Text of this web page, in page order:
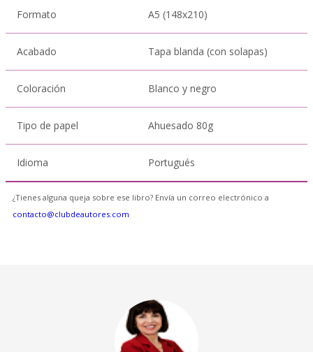
Formato A5 (148x210)
Acabado Tapa blanda (con solapas)
Coloración Blanco y negro
Tipo de papel Ahuesado 80g
Idioma Portugués
¿Tienes alguna queja sobre ese libro? Envía un correo electrónico a
contacto@clubdeautores.com